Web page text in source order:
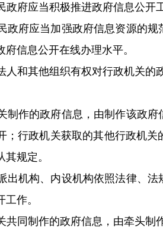
府应当积极推进政府信息公开
府应当加强政府信息资源的规
信息公开在线办理水平。
和其他组织有权对行政机关的
作的政府信息，由制作该政府
；行政机关获取的其他行政机
规定。
出机构、内设机构依照法律、
作。
共同制作的政府信息，由牵头制